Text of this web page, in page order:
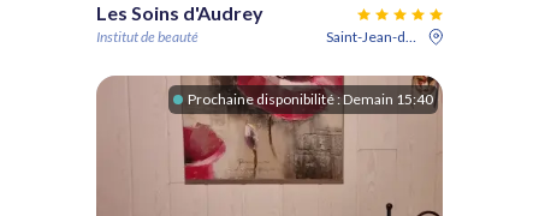
Les Soins d'Audrey
Institut de beauté Saint-Jean-de-Védas
Prochaine disponibilité :Demain 15:40